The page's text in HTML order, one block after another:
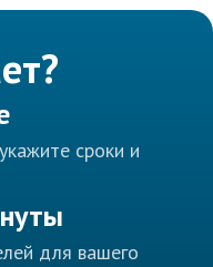
сроки и
для вашего